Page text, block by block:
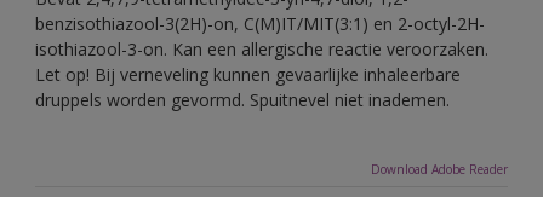
benzisothiazool-3(2H)-on, C(M)IT/MIT(3:1) en 2-octyl-2H-
isothiazool-3-on. Kan een allergische reactie veroorzaken.
Let op! Bij verneveling kunnen gevaarlijke inhaleerbare
druppels worden gevormd. Spuitnevel niet inademen.
Download Adobe Reader